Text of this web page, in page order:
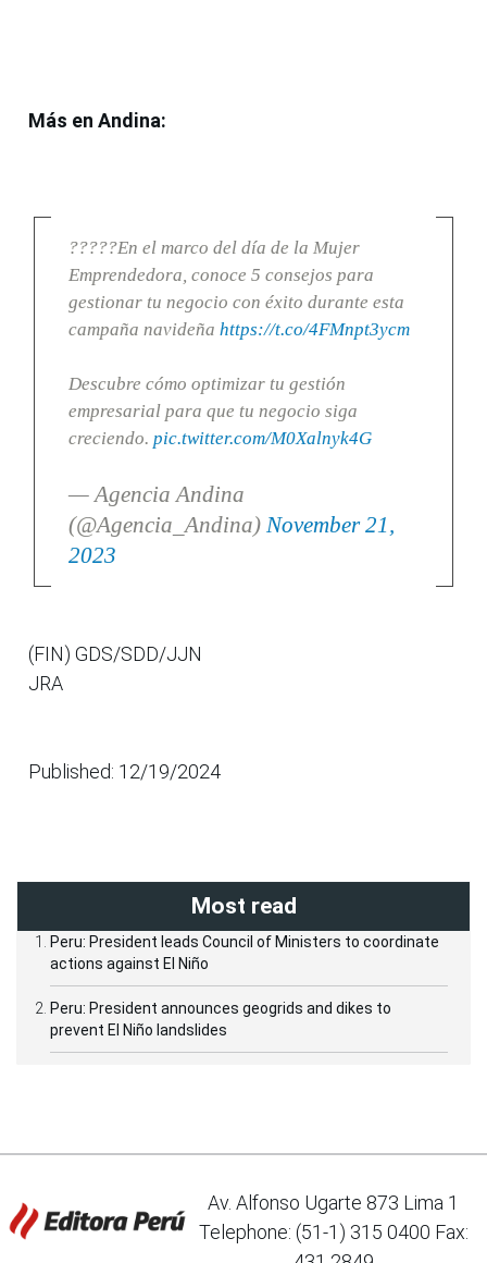
Más en Andina:
?????En el marco del día de la Mujer
Emprendedora, conoce 5 consejos para
gestionar tu negocio con éxito durante esta
campaña navideña https://t.co/4FMnpt3ycm
Descubre cómo optimizar tu gestión
empresarial para que tu negocio siga
creciendo. pic.twitter.com/M0Xalnyk4G
— Agencia Andina
(@Agencia_Andina) November 21,
2023
(FIN) GDS/SDD/JJN
JRA
Published: 12/19/2024
Most read
Peru: President leads Council of Ministers to coordinate
actions against El Niño
Peru: President announces geogrids and dikes to
prevent El Niño landslides
Av. Alfonso Ugarte 873 Lima 1
Telephone: (51-1) 315 0400 Fax: